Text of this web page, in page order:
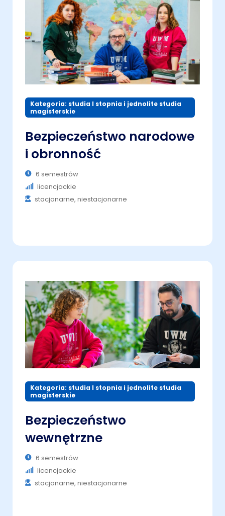
Kategoria: studia I stopnia i jednolite studia
magisterskie
Bezpieczeństwo narodowe
i obronność
6 semestrów
licencjackie
stacjonarne, niestacjonarne
Kategoria: studia I stopnia i jednolite studia
magisterskie
Bezpieczeństwo
wewnętrzne
6 semestrów
licencjackie
stacjonarne, niestacjonarne